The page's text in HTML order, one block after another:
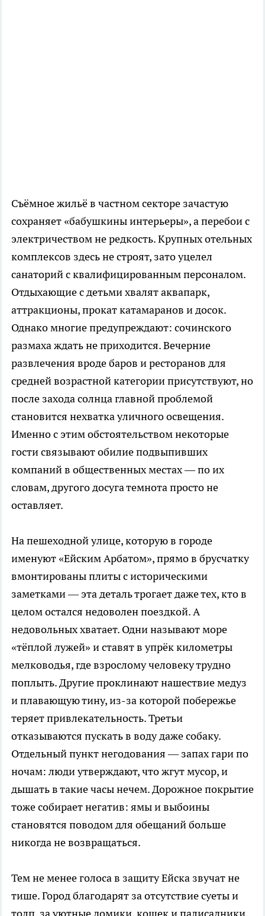
Съёмное жильё в частном секторе зачастую
сохраняет «бабушкины интерьеры», а перебои с
электричеством не редкость. Крупных отельных
комплексов здесь не строят, зато уцелел
санаторий с квалифицированным персоналом.
Отдыхающие с детьми хвалят аквапарк,
аттракционы, прокат катамаранов и досок.
Однако многие предупреждают: сочинского
размаха ждать не приходится. Вечерние
развлечения вроде баров и ресторанов для
средней возрастной категории присутствуют, но
после захода солнца главной проблемой
становится нехватка уличного освещения.
Именно с этим обстоятельством некоторые
гости связывают обилие подвыпивших
компаний в общественных местах — по их
словам, другого досуга темнота просто не
оставляет.
На пешеходной улице, которую в городе
именуют «Ейским Арбатом», прямо в брусчатку
вмонтированы плиты с историческими
заметками — эта деталь трогает даже тех, кто в
целом остался недоволен поездкой. А
недовольных хватает. Одни называют море
«тёплой лужей» и ставят в упрёк километры
мелководья, где взрослому человеку трудно
поплыть. Другие проклинают нашествие медуз
и плавающую тину, из-за которой побережье
теряет привлекательность. Третьи
отказываются пускать в воду даже собаку.
Отдельный пункт негодования — запах гари по
ночам: люди утверждают, что жгут мусор, и
дышать в такие часы нечем. Дорожное покрытие
тоже собирает негатив: ямы и выбоины
становятся поводом для обещаний больше
никогда не возвращаться.
Тем не менее голоса в защиту Ейска звучат не
тише. Город благодарят за отсутствие суеты и
толп, за уютные домики, кошек и палисадники,